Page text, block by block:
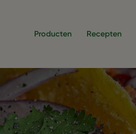
Producten Recepten